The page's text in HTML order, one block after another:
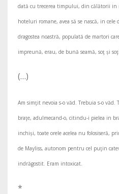
dată cu trecerea timpului, din călătorii
hoteluri romane, avea să se nască, in
dragostea noastră, populată de martori
impreună, erau, de bună seamă, soţ și
(…)
Am simţit nevoia s-o văd. Trebuia s-o văd.
braţe, adulmecand-o, citindu-i pielea in
inchiși, toate orele acelea nu folosiseră,
de Mayliss, autonom pentru cel puţin
indrăgostit. Eram intoxicat.
*